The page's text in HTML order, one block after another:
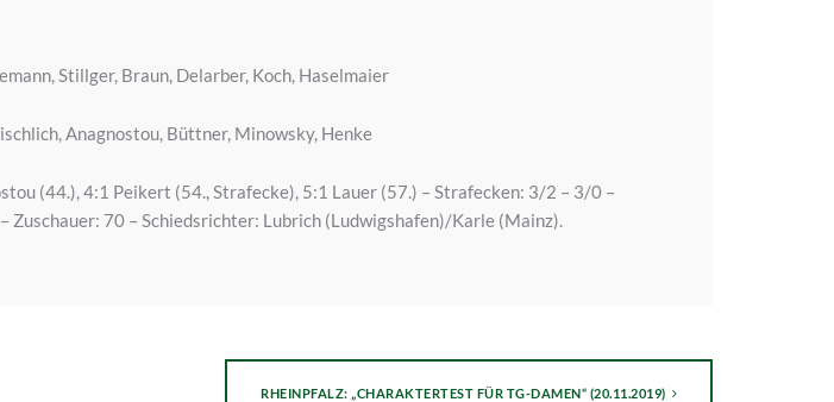
Stillger, Braun, Delarber, Koch, Haselmaier
Anagnostou, Büttner, Minowsky, Henke
(44.), 4:1 Peikert (54., Strafecke), 5:1 Lauer (57.) – Strafecken: 3/2 – 3/0 –
Zuschauer: 70 – Schiedsrichter: Lubrich (Ludwigshafen)/Karle (Mainz).
RHEINPFALZ: „CHARAKTERTEST FÜR TG-DAMEN“ (20.11.2019)